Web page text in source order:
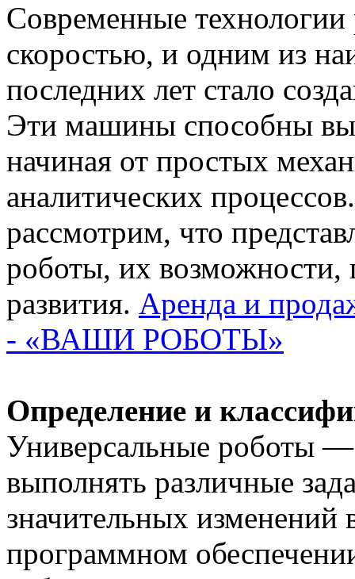
Современные технологии
скоростью, и одним из
последних лет стало
Эти машины способны
начиная от простых
аналитических
рассмотрим, что
роботы, их возможности,
развития. Аренда и
- «ВАШИ РОБОТЫ»
Определение и
Универсальные роботы
выполнять различные
значительных изменений
программном